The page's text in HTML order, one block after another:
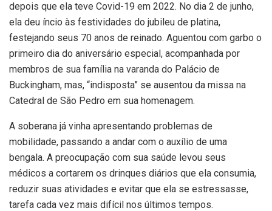
depois que ela teve Covid-19 em 2022. No dia 2 de junho,
ela deu íncio às festividades do jubileu de platina,
festejando seus 70 anos de reinado. Aguentou com garbo o
primeiro dia do aniversário especial, acompanhada por
membros de sua família na varanda do Palácio de
Buckingham, mas, “indisposta” se ausentou da missa na
Catedral de São Pedro em sua homenagem.
A soberana já vinha apresentando problemas de
mobilidade, passando a andar com o auxílio de uma
bengala. A preocupação com sua saúde levou seus
médicos a cortarem os drinques diários que ela consumia,
reduzir suas atividades e evitar que ela se estressasse,
tarefa cada vez mais difícil nos últimos tempos.